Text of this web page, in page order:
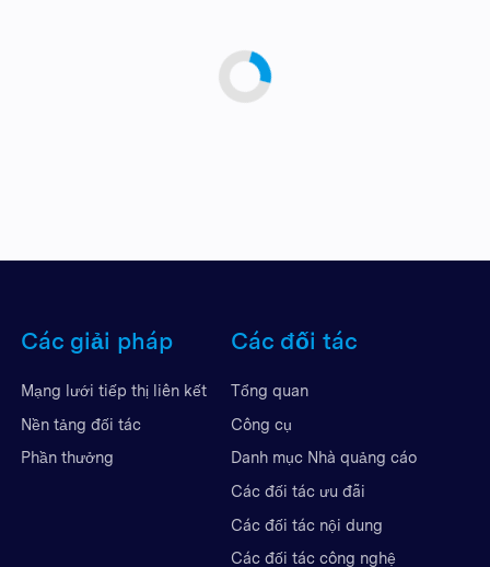
Các giải pháp
Mạng lưới tiếp thị liên kết
Nền tảng đối tác
Phần thưởng
Các đối tác
Tổng quan
Công cụ
Danh mục Nhà quảng cáo
Các đối tác ưu đãi
Các đối tác nội dung
Các đối tác công nghệ